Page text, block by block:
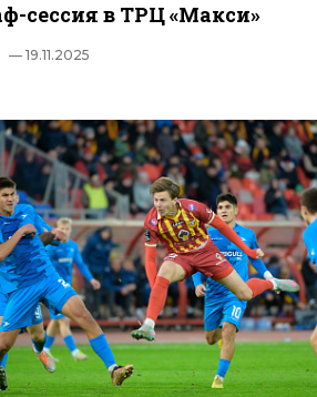
сессия в ТРЦ «Макси»
— 19.11.2025